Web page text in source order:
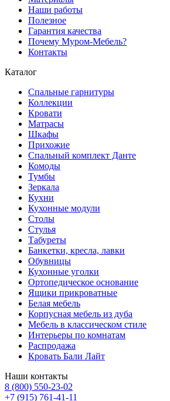
Наши работы
Полезное
Гарантия качества
Почему Муром-Мебель?
Контакты
Каталог
Спальные гарнитуры
Коллекции
Кровати
Матрасы
Шкафы
Прихожие
Спальный комплект Данте
Комоды
Тумбы
Зеркала
Кухни
Кухонные модули
Столы
Стулья
Табуреты
Банкетки, кресла, лавки
Обувницы
Кухонные уголки
Ортопедическое основание
Ящики прикроватные
Белая мебель
Корпусная мебель из дуба
Мебель в классическом стиле
Интерьеры по комнатам
Распродажа
Кровать Бали Лайт
Наши контакты
8 (800) 550-23-02
+7 (915) 761-41-11